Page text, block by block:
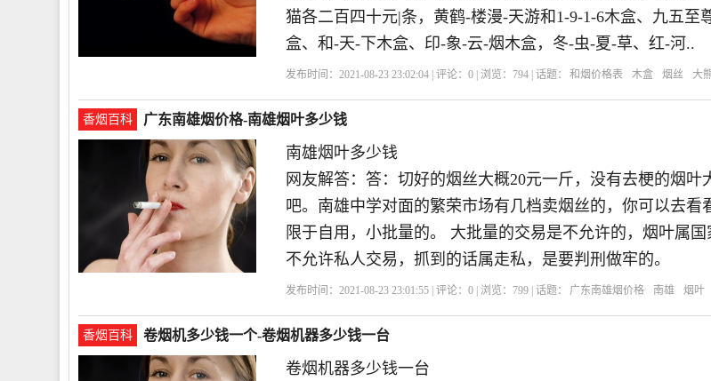
猫各二百四十元|条，黄鹤-楼漫-天游和1-9-1-6木盒、九五至
盒、和-天-下木盒、印-象-云-烟木盒，冬-虫-夏-草、红-河..
发布时间：2021-08-23 23:02:04 | 评论：0 | 浏览： 794 | 话题： 和烟价格表 木盒 烟丝 大
香烟百科 广东南雄烟价格-南雄烟叶多少钱
南雄烟叶多少钱
网友解答：答：切好的烟丝大概20元一斤，没有去梗的烟叶
吧。南雄中学对面的繁荣市场有几档卖烟丝的，你可以去看
限于自用，小批量的。 大批量的交易是不允许的，烟叶属国
不允许私人交易，抓到的话属走私，是要判刑做牢的。
发布时间：2021-08-23 23:01:55 | 评论：0 | 浏览： 799 | 话题： 广东南雄烟价格 南雄 烟叶
许
属国
香烟百科 卷烟机多少钱一个-卷烟机器多少钱一台
卷烟机器多少钱一台